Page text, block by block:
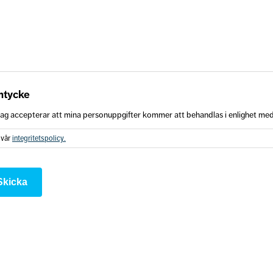
accepterar att mina personuppgifter kommer att behandlas i enlighet
integritetspolicy.